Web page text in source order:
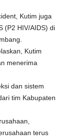
Kutim juga
(P2 HIV/AIDS) di
Kutim
menerima
dan sistem
tim Kabupaten
terus